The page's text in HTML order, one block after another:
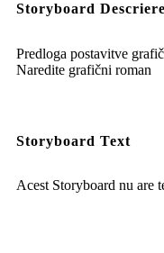
Storyboard Descriere
Predloga postavitve
Naredite grafični roman
Storyboard Text
Acest Storyboard nu are